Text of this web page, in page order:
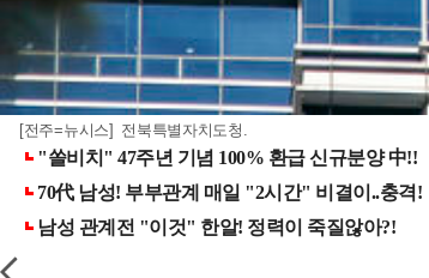
[전주=뉴시스] 전북특별자치도청.